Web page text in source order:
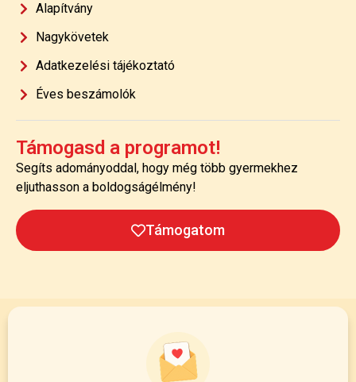
Alapítvány
Nagykövetek
Adatkezelési tájékoztató
Éves beszámolók
Támogasd a programot!
Segíts adományoddal, hogy még több gyermekhez
eljuthasson a boldogságélmény!
Támogatom